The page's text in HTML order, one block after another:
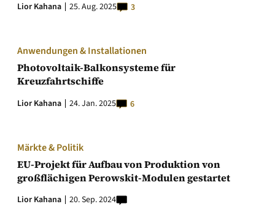
Lior Kahana 25. Aug. 2025 3
Anwendungen & Installationen
Photovoltaik-Balkonsysteme für
Kreuzfahrtschiffe
Lior Kahana 24. Jan. 2025 6
Märkte & Politik
EU-Projekt für Aufbau von Produktion von
großflächigen Perowskit-Modulen gestartet
Lior Kahana 20. Sep. 2024